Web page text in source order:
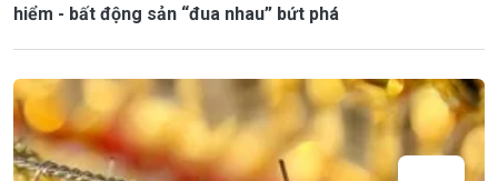
hiểm - bất động sản “đua nhau” bứt phá